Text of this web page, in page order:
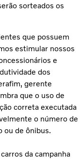
sorteados os
que possuem
estimular nossos
e
dos
gerente
que o uso de
correta executada
o número de
ou de ônibus.
da campanha